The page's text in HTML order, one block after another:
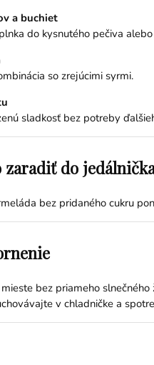
a buchiet
do kysnutého pečiva
so zrejúcimi syrmi.
sladkosť bez potreby
zaradiť do
bez pridaného cukru
bez priameho slnečného
v chladničke a